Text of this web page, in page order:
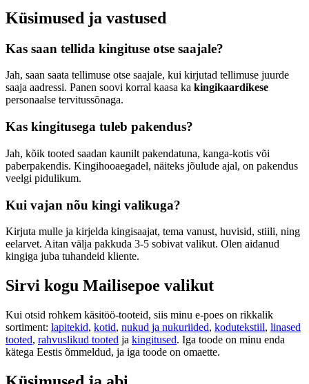
Küsimused ja vastused
Kas saan tellida kingituse otse saajale?
Jah, saan saata tellimuse otse saajale, kui kirjutad tellimuse juurde
saaja aadressi. Panen soovi korral kaasa ka kingikaardikese
personaalse tervitussõnaga.
Kas kingitusega tuleb pakendus?
Jah, kõik tooted saadan kaunilt pakendatuna, kanga-kotis või
paberpakendis. Kingihooaegadel, näiteks jõulude ajal, on pakendus
veelgi pidulikum.
Kui vajan nõu kingi valikuga?
Kirjuta mulle ja kirjelda kingisaajat, tema vanust, huvisid, stiili, ning
eelarvet. Aitan välja pakkuda 3-5 sobivat valikut. Olen aidanud
kingiga juba tuhandeid kliente.
Sirvi kogu Mailisepoe valikut
Kui otsid rohkem käsitöö-tooteid, siis minu e-poes on rikkalik
sortiment: lapitekid, kotid, nukud ja nukuriided, kodutekstiil, linased
tooted, rahvuslikud tooted ja kingitused. Iga toode on minu enda
kätega Eestis õmmeldud, ja iga toode on omaette.